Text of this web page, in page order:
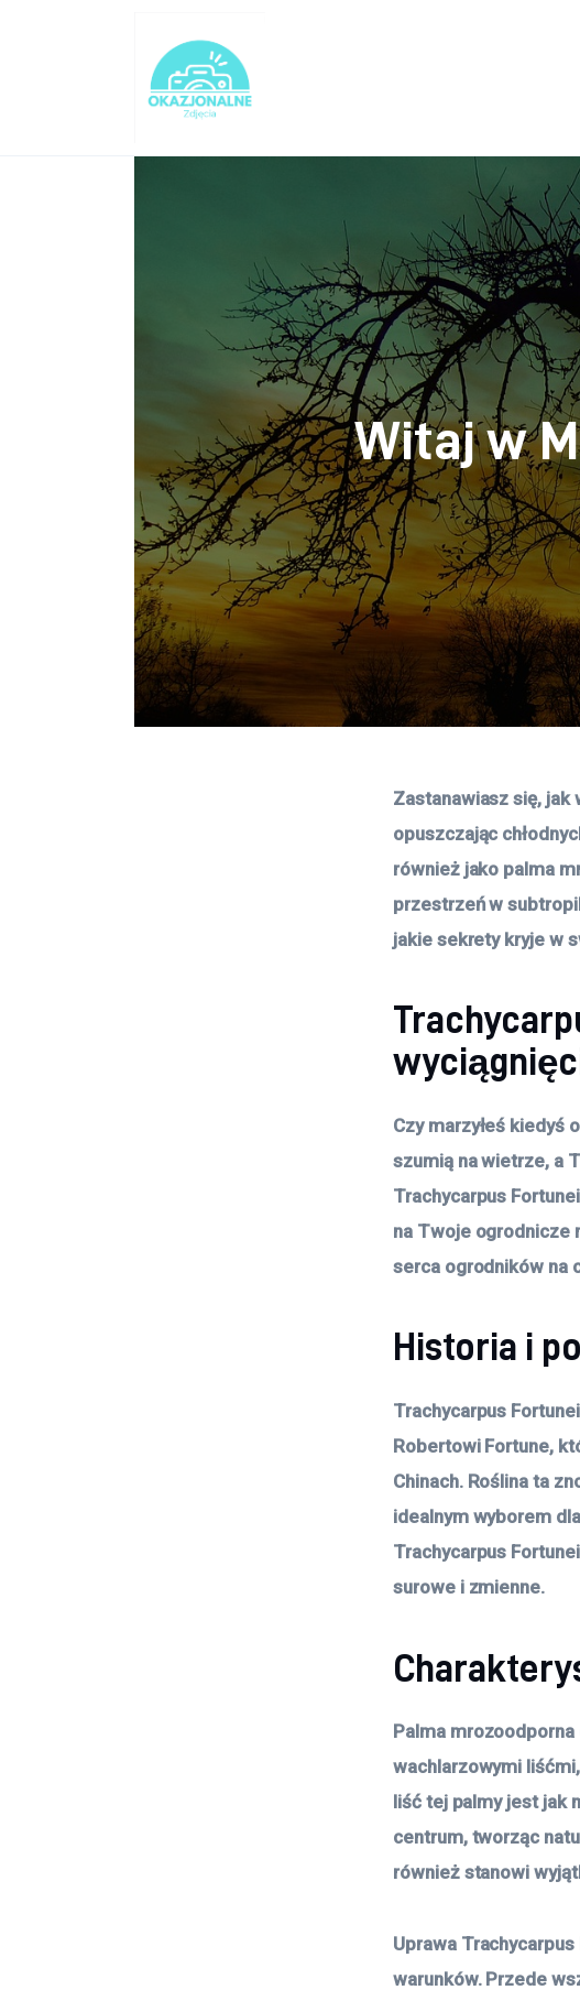
Witaj w
Zastanawiasz się,
opuszczając
również jako palma
przestrzeń w
jakie sekrety kryje w
Czy marzyłeś kiedyś
szumią na wietrze, a
Trachycarpus
na Twoje ogrodnicze
serca ogrodników na
Historia i
Trachycarpus
Robertowi Fortune,
Chinach. Roślina ta
idealnym wyborem
Trachycarpus
surowe i zmienne.
Palma
wachlarzowymi
liść tej palmy jest jak
centrum, tworząc
również stanowi
Uprawa
warunków. Przede